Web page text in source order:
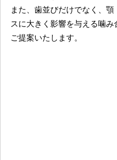
また、歯並びだけでなく、
スに大きく影響を与える噛
ご提案いたします。